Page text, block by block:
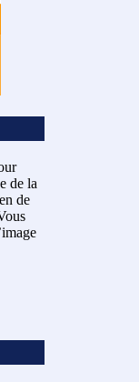
de la
de